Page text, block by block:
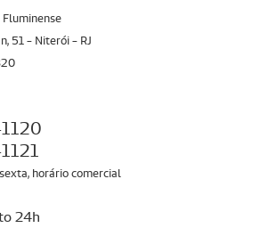
51 - Niterói - RJ
horário comercial
24h